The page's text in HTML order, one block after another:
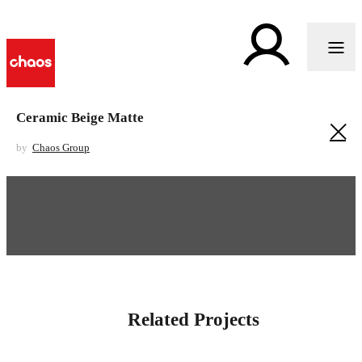
Ceramic Beige Matte
by Chaos Group
Related Projects